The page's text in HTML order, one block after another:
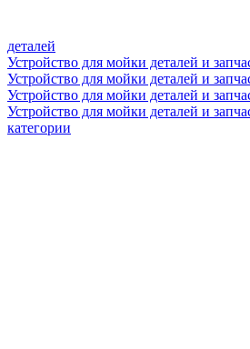
деталей
Устройство для мойки деталей и
Устройство для мойки деталей и
Устройство для мойки деталей и
Устройство для мойки деталей и
категории